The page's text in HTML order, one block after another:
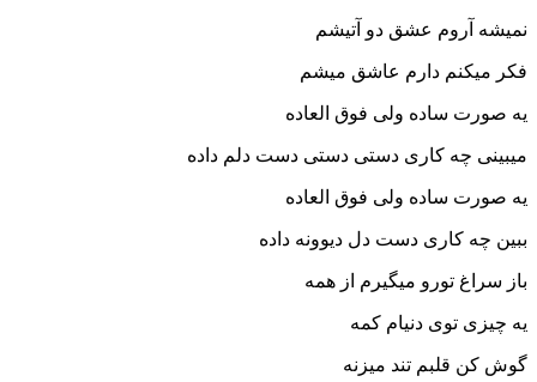
عشق دو آتیشم
دارم عاشق میشم
ساده ولی فوق العاده
کاری دستی دستی دست دلم داده
ساده ولی فوق العاده
کاری دست دل دیوونه داده
تورو میگیرم از همه
دنیام کمه
تند میزنه